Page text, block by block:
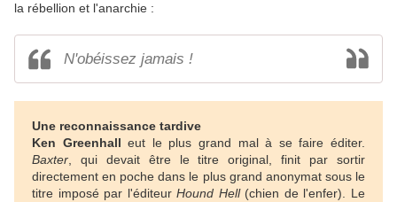
la rébellion et l'anarchie :
N'obéissez jamais !
Une reconnaissance tardive
Ken Greenhall eut le plus grand mal à se faire éditer.
Baxter , qui devait être le titre original, finit par sortir
directement en poche dans le plus grand anonymat sous le
titre imposé par l'éditeurHound Hell(chien de l'enfer). Le